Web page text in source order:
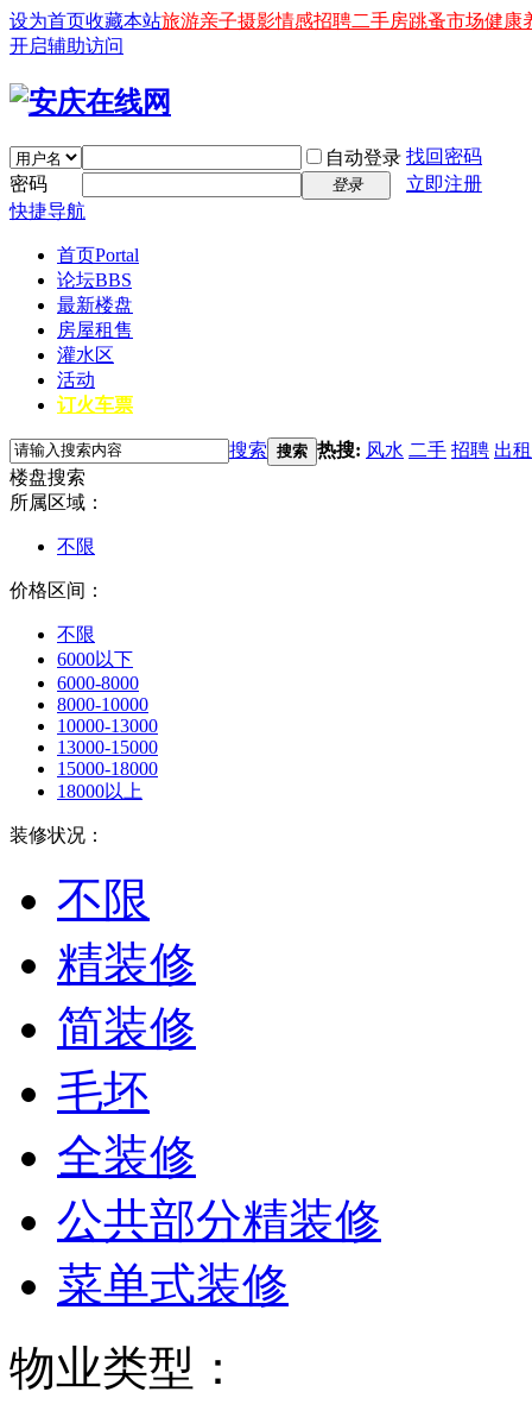
设为首页收藏本站旅游亲子摄影情感招聘二手房跳蚤市场健康
开启辅助访问
自动登录 找回密码
密码
登录
立即注册
快捷导航
首页Portal
论坛BBS
最新楼盘
房屋租售
灌水区
活动
订火车票
搜索 搜索 热搜: 风水 二手 招聘 出租
楼盘搜索
所属区域：
不限
价格区间：
不限
6000以下
6000-8000
8000-10000
10000-13000
13000-15000
15000-18000
18000以上
装修状况：
不限
精装修
简装修
毛坯
全装修
公共部分精装修
菜单式装修
物业类型：